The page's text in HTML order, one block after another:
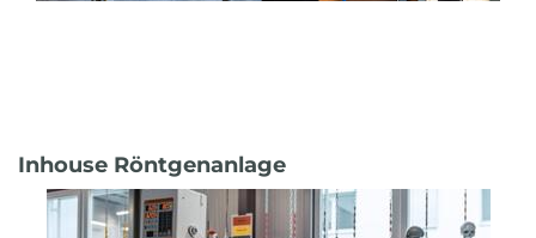
Inhouse Röntgenanlage